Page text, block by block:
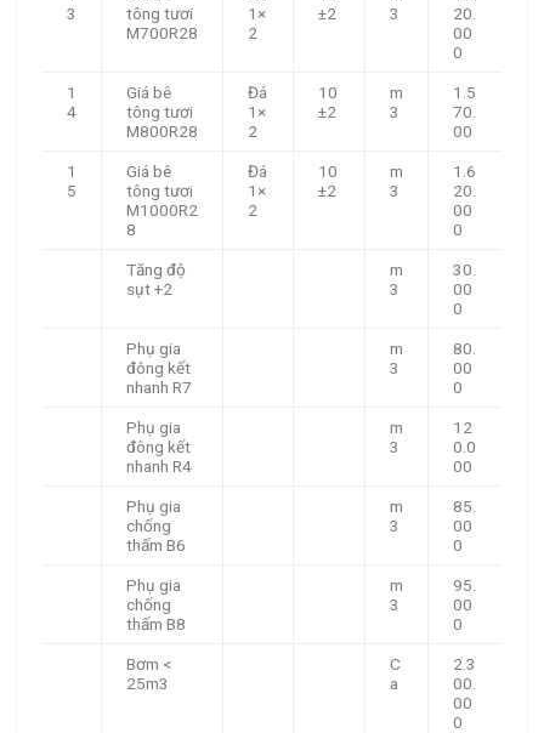
3
tông tươi
M700R28
1×
2
±2
3
20.
00
0
1
4
Giá bê
tông tươi
M800R28
Đá
1×
2
10
±2
m
3
1.5
70.
00
1
5
Giá bê
tông tươi
M1000R2
8
Đá
1×
2
10
±2
m
3
1.6
20.
00
0
Tăng độ
sụt +2
m
3
30.
00
0
Phụ gia
đông kết
nhanh R7
m
3
80.
00
0
Phụ gia
đông kết
nhanh R4
m
3
12
0.0
00
Phụ gia
chống
thấm B6
m
3
85.
00
0
Phụ gia
chống
thấm B8
m
3
95.
00
0
Bơm <
25m3
C
a
2.3
00.
00
0